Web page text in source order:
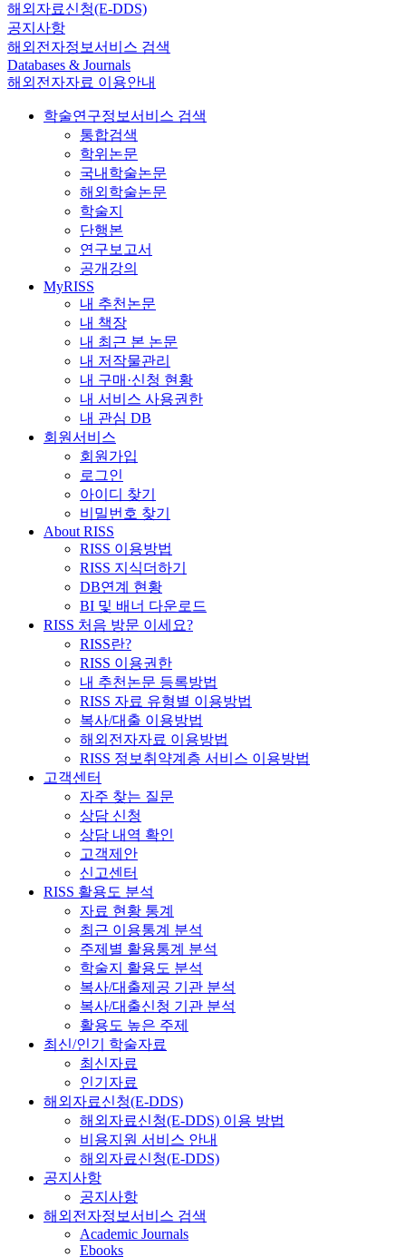
해외자료신청(E-DDS)
공지사항
해외전자정보서비스 검색
Databases & Journals
해외전자자료 이용안내
학술연구정보서비스 검색
통합검색
학위논문
국내학술논문
해외학술논문
학술지
단행본
연구보고서
공개강의
MyRISS
내 추천논문
내 책장
내 최근 본 논문
내 저작물관리
내 구매·신청 현황
내 서비스 사용권한
내 관심 DB
회원서비스
회원가입
로그인
아이디 찾기
비밀번호 찾기
About RISS
RISS 이용방법
RISS 지식더하기
DB연계 현황
BI 및 배너 다운로드
RISS 처음 방문 이세요?
RISS란?
RISS 이용권한
내 추천논문 등록방법
RISS 자료 유형별 이용방법
복사/대출 이용방법
해외전자자료 이용방법
RISS 정보취약계층 서비스 이용방법
고객센터
자주 찾는 질문
상담 신청
상담 내역 확인
고객제안
신고센터
RISS 활용도 분석
자료 현황 통계
최근 이용통계 분석
주제별 활용통계 분석
학술지 활용도 분석
복사/대출제공 기관 분석
복사/대출신청 기관 분석
활용도 높은 주제
최신/인기 학술자료
최신자료
인기자료
해외자료신청(E-DDS)
해외자료신청(E-DDS) 이용 방법
비용지원 서비스 안내
해외자료신청(E-DDS)
공지사항
공지사항
해외전자정보서비스 검색
Academic Journals
Ebooks